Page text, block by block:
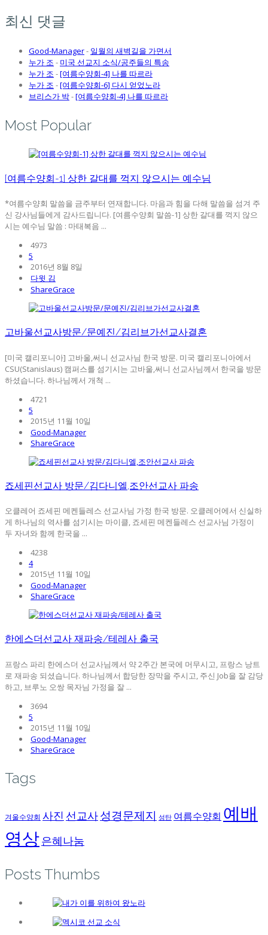
최신 댓글
Good-Manager- 일월의 새벽길을 가면서
누가 조 - 미국 선교지 소식/공주들의 특송
누가 조 -[여름수양회-4] 나를 따르라
누가 조 -[여름수양회-6] 다시 얻었노라
브리스가 박-[여름수양회-4] 나를 따르라
Most Popular
[여름수양회-1] 상한 갈대를 꺽지 않으시는 예수님
*여름수양회 말씀을 금주부터 연재합니다. 마음과 힘을 다해 말씀을 섬겨 주
신 강사님들에게 감사드립니다. [여름수양회 말씀-1] 상한 갈대를 꺽지 않으
시는 예수님 말씀 : 마태복음 ...
4973
5
2016년 8월 8일
다윗 김
ShareGrace
고바울선교사방문/문예진/김리브가선교사결혼
[미국 캘리포니아] 고바울,써니 선교사님 한국 방문. 미국 캘리포니아에서
CSU(Stanislaus) 캠퍼스를 섬기시는 고바울,써니 선교사님께서 한국을 방문
하셨습니다. 하나님께서 개척 ...
4721
5
2015년 11월 10일
Good-Manager
ShareGrace
죠세핀선교사 방문/김다니엘,조안선교사 파송
오클레어 죠세핀 메켄들레스 선교사님 가정 한국 방문. 오클레어에서 신실하
게 하나님의 역사를 섬기시는 마이클, 죠세핀 메켄들레스 선교사님 가정이
두 자녀와 함께 한국을 ...
4238
4
2015년 11월 10일
Good-Manager
ShareGrace
한에스더선교사 재파송/테레사 출국
프랑스 파리 한에스더 선교사님께서 약 2주간 본국에 머무시고, 프랑스 낭트
로 재파송 되셨습니다. 하나님께서 합당한 장막을 주시고, 주신 Job을 잘 감당
하고, 브루노 오쌍 목자님 가정을 잘 ...
3694
5
2015년 11월 10일
Good-Manager
ShareGrace
Tags
겨울수양회 사진 선교사성경문제지 성탄 여름수양회 예배
영상은혜나눔
Posts Thumbs